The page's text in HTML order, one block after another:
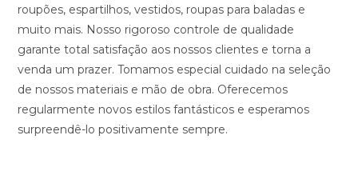
roupões, espartilhos, vestidos, roupas para baladas e
muito mais. Nosso rigoroso controle de qualidade
garante total satisfação aos nossos clientes e torna a
venda um prazer. Tomamos especial cuidado na seleção
de nossos materiais e mão de obra. Oferecemos
regularmente novos estilos fantásticos e esperamos
surpreendê-lo positivamente sempre.